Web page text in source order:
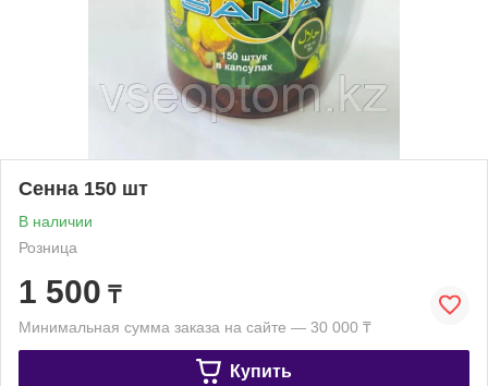
Сенна 150 шт
В наличии
Розница
1 500 ₸
Минимальная сумма заказа на сайте — 30 000 ₸
Купить